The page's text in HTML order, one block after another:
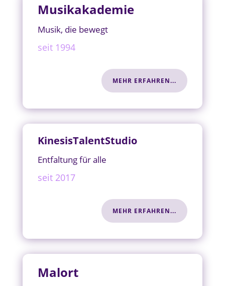
Musikakademie
Musik, die bewegt
seit 1994
MEHR ERFAHREN...
KinesisTalentStudio
Entfaltung für alle
seit 2017
MEHR ERFAHREN...
Malort